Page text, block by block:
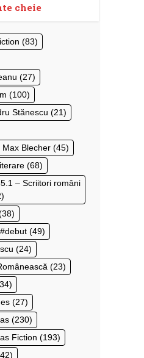
cheie
(83)
(27)
(100)
Stănescu (21)
Blecher (45)
(68)
– Scriitori români
debut (49)
(24)
(23)
(27)
(230)
Fiction (193)